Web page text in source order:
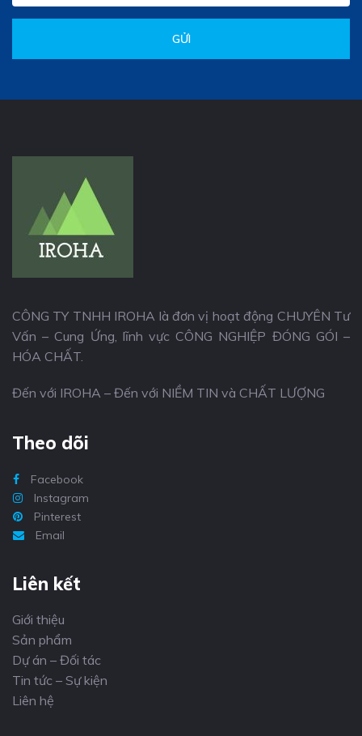
GỬI
CÔNG TY TNHH IROHA là đơn vị hoạt động CHUYÊN Tư
Vấn – Cung Ứng, lĩnh vực CÔNG NGHIỆP ĐÓNG GÓI –
HÓA CHẤT.
Đến với IROHA – Đến với NIỀM TIN và CHẤT LƯỢNG
Theo dõi
Facebook
Instagram
Pinterest
Email
Liên kết
Giới thiệu
Sản phẩm
Dự án – Đối tác
Tin tức – Sự kiện
Liên hệ